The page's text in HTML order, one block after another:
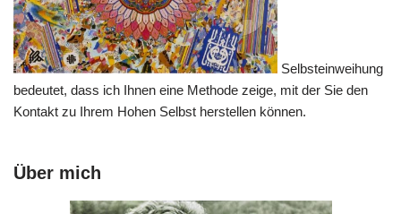
Selbsteinweihung
bedeutet, dass ich Ihnen eine Methode zeige, mit der Sie den
Kontakt zu Ihrem Hohen Selbst herstellen können.
Über mich